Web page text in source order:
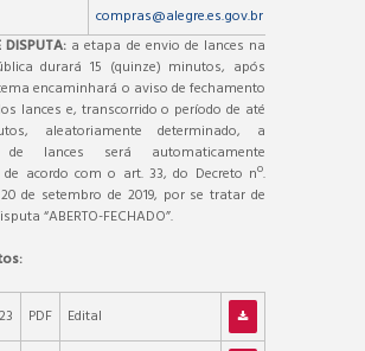
compras@alegre.es.gov.br
DISPUTA: a etapa de envio de lances na
durará 15 (quinze) minutos, após
encaminhará o aviso de fechamento
lances e, transcorrido o período de até
aleatoriamente determinado, a
de lances será automaticamente
de acordo com o art. 33, do Decreto nº.
de setembro de 2019, por se tratar de
“ABERTO-FECHADO”.
PDF Edital